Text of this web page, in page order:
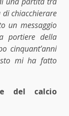
chiacchierare
un messaggio
portiere della
cinquant’anni
mi ha fatto
del calcio